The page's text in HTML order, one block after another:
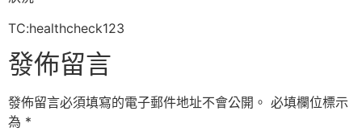
TC:healthcheck123
發佈留言
發佈留言必須填寫的電子郵件地址不會公開。 必填欄位標示
為 *